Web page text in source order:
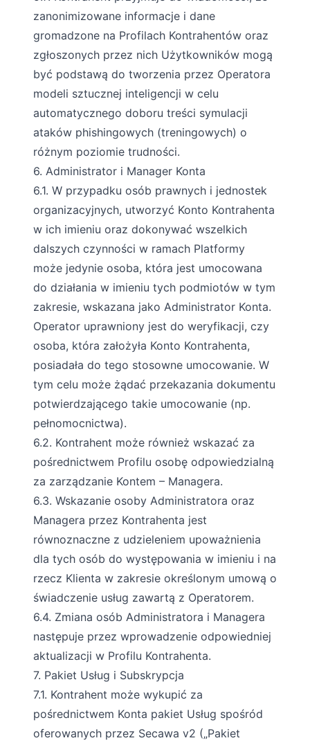
zanonimizowane informacje i dane
gromadzone na Profilach Kontrahentów oraz
zgłoszonych przez nich Użytkowników mogą
być podstawą do tworzenia przez Operatora
modeli sztucznej inteligencji w celu
automatycznego doboru treści symulacji
ataków phishingowych (treningowych) o
różnym poziomie trudności.
6. Administrator i Manager Konta
6.1. W przypadku osób prawnych i jednostek
organizacyjnych, utworzyć Konto Kontrahenta
w ich imieniu oraz dokonywać wszelkich
dalszych czynności w ramach Platformy
może jedynie osoba, która jest umocowana
do działania w imieniu tych podmiotów w tym
zakresie, wskazana jako Administrator Konta.
Operator uprawniony jest do weryfikacji, czy
osoba, która założyła Konto Kontrahenta,
posiadała do tego stosowne umocowanie. W
tym celu może żądać przekazania dokumentu
potwierdzającego takie umocowanie (np.
pełnomocnictwa).
6.2. Kontrahent może również wskazać za
pośrednictwem Profilu osobę odpowiedzialną
za zarządzanie Kontem – Managera.
6.3. Wskazanie osoby Administratora oraz
Managera przez Kontrahenta jest
równoznaczne z udzieleniem upoważnienia
dla tych osób do występowania w imieniu i na
rzecz Klienta w zakresie określonym umową o
świadczenie usług zawartą z Operatorem.
6.4. Zmiana osób Administratora i Managera
następuje przez wprowadzenie odpowiedniej
aktualizacji w Profilu Kontrahenta.
7. Pakiet Usług i Subskrypcja
7.1. Kontrahent może wykupić za
pośrednictwem Konta pakiet Usług spośród
oferowanych przez Secawa v2 („Pakiet